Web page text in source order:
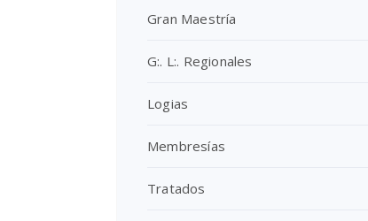
Gran Maestría
G:. L:. Regionales
Logias
Membresías
Tratados